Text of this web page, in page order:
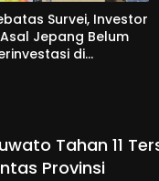
Survei, Investor
Jepang Belum
di
Tahan 11
Provinsi